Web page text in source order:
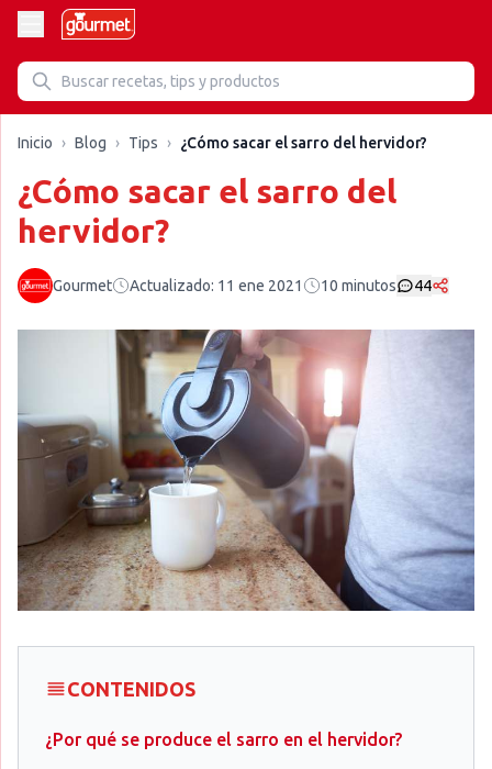
Inicio › Blog › Tips › ¿Cómo sacar el sarro del hervidor?
¿Cómo sacar el sarro del
hervidor?
Gourmet Actualizado: 11 ene 2021 10 minutos 44
CONTENIDOS
¿Por qué se produce el sarro en el hervidor?